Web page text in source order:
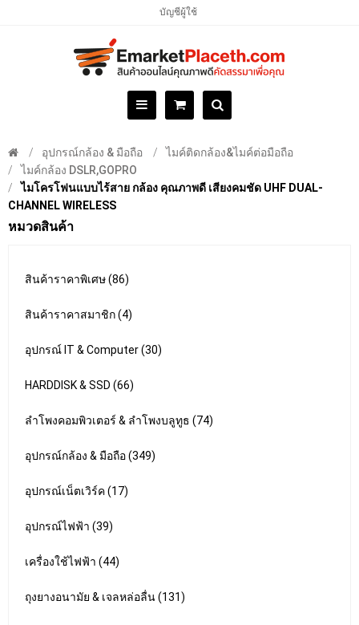
บัญชีผู้ใช้
อุปกรณ์กล้อง & มือถือ
ไมค์ติดกล้อง&ไมค์ต่อมือถือ
ไมค์กล้อง DSLR,GOPRO
ไมโครโฟนแบบไร้สาย กล้อง คุณภาพดี เสียงคมชัด UHF DUAL-
CHANNEL WIRELESS
หมวดสินค้า
สินค้าราคาพิเศษ (86)
สินค้าราคาสมาชิก (4)
อุปกรณ์ IT & Computer (30)
HARDDISK & SSD (66)
ลำโพงคอมพิวเตอร์ & ลำโพงบลูทูธ (74)
อุปกรณ์กล้อง & มือถือ (349)
อุปกรณ์เน็ตเวิร์ค (17)
อุปกรณ์ไฟฟ้า (39)
เครื่องใช้ไฟฟ้า (44)
ถุงยางอนามัย & เจลหล่อลื่น (131)